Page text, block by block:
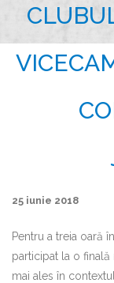
u
25 iunie 2018
Pentru a treia oară
participat la o
mai ales în